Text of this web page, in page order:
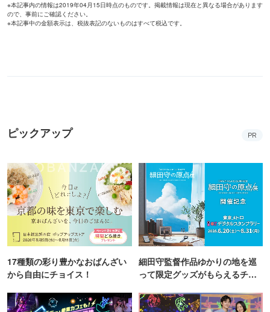
※本記事内の情報は2019年04月15日時点のものです。掲載情報は現在と異なる場合があります
ので、事前にご確認ください。
※本記事中の金額表示は、税抜表記のないものはすべて税込です。
ピックアップ PR
17種類の彩り豊かなおばんざい
から自由にチョイス！
細田守監督作品ゆかりの地を巡
って限定グッズがもらえるチャ